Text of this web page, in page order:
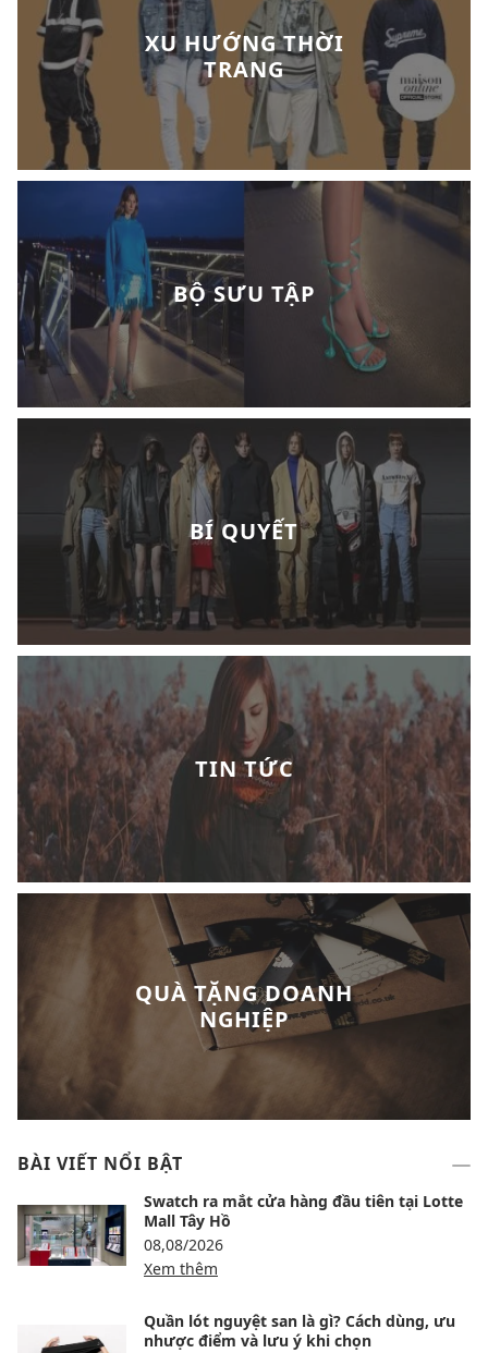
XU HƯỚNG THỜI
TRANG
BỘ SƯU TẬP
BÍ QUYẾT
TIN TỨC
QUÀ TẶNG DOANH
NGHIỆP
BÀI VIẾT NỔI BẬT
Swatch ra mắt cửa hàng đầu tiên tại Lotte
Mall Tây Hồ
08,08/2026
Xem thêm
Quần lót nguyệt san là gì? Cách dùng, ưu
nhược điểm và lưu ý khi chọn